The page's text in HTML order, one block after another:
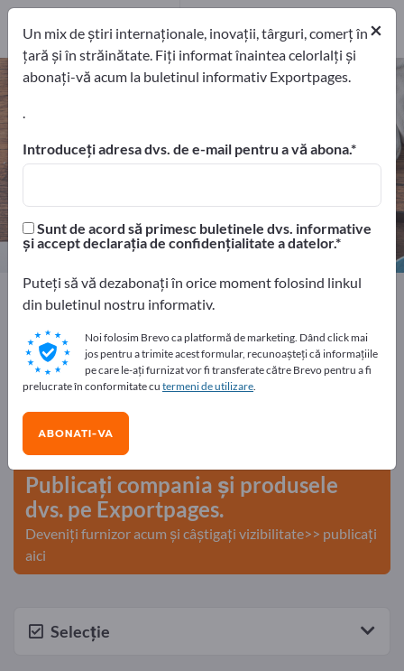
Articole de decor – găsiți
producători și furnizori
exportatori Producători
6
Home Uz casnic şi locuinţă
Accesorii pentru locuinţă
Articole de decor
Faceți publicitate gratuit pe
Exportpages!
Nevoile – Ofertele – Bunuri second-hand – Contacte
comerciale >> începeți aici
Publicați compania și produsele
dvs. pe Exportpages.
Deveniți furnizor acum și câștigați vizibilitate>> publicați
aici
Selecție
×
Un mix de știri internaționale, inovații, târguri, comerț în
țară și în străinătate. Fiți informat înaintea celorlalți și
abonați-vă acum la buletinul informativ Exportpages.
.
Introduceți adresa dvs. de e-mail pentru a vă abona.
Sunt de acord să primesc buletinele dvs. informative
și accept declarația de confidențialitate a datelor.
Puteți să vă dezabonați în orice moment folosind linkul
din buletinul nostru informativ.
Noi folosim Brevo ca platformă de marketing. Dând click mai
jos pentru a trimite acest formular, recunoașteți că informațiile
pe care le-ați furnizat vor fi transferate către Brevo pentru a fi
prelucrate în conformitate cu termeni de utilizare.
ABONATI-VA